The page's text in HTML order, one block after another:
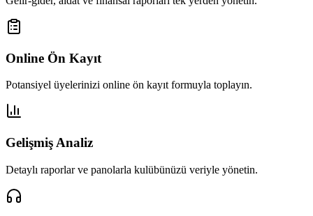
Online Ön Kayıt
Potansiyel üyelerinizi online ön kayıt formuyla toplayın.
Gelişmiş Analiz
Detaylı raporlar ve panolarla kulübünüzü veriyle yönetin.